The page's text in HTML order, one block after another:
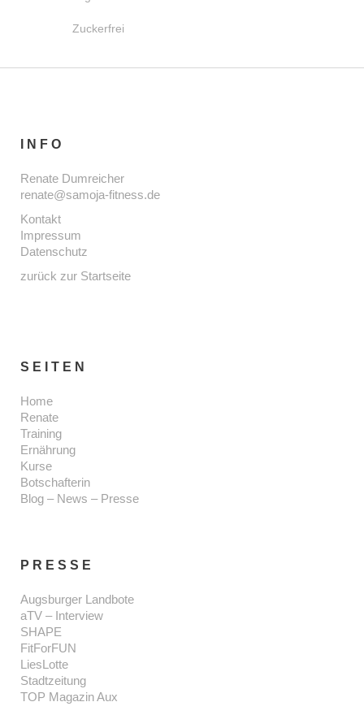
Zuckerfrei
INFO
Renate Dumreicher
renate@samoja-fitness.de
Kontakt
Impressum
Datenschutz
zurück zur Startseite
SEITEN
Home
Renate
Training
Ernährung
Kurse
Botschafterin
Blog – News – Presse
PRESSE
Augsburger Landbote
aTV – Interview
SHAPE
FitForFUN
LiesLotte
Stadtzeitung
TOP Magazin Aux